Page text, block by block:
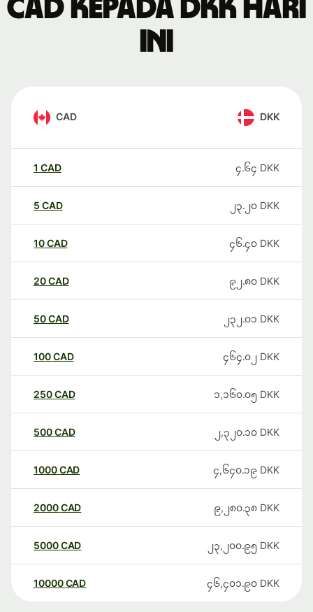
CAD kepada DKK hari
ini
CAD DKK
1 CAD ၄.၆၄ DKK
5 CAD ၂၃.၂၀ DKK
10CAD ၄၆.၄၀ DKK
20CAD ၉၂.၈၀ DKK
50CAD ၂၃၂.၀၁ DKK
100CAD ၄၆၄.၀၂ DKK
250CAD ၁,၁၆၀.၀၅ DKK
500CAD ၂,၃၂၀.၁၀ DKK
1000CAD ၄,၆၄၀.၁၉ DKK
2000CAD ၉,၂၈၀.၃၈ DKK
5000CAD ၂၃,၂၀၀.၉၅ DKK
10000 CAD ၄၆,၄၀၁.၉၀ DKK